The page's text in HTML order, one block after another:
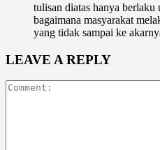
tulisan diatas hanya berlaku
bagaimana masyarakat
yang tidak sampai ke
LEAVE A REPLY